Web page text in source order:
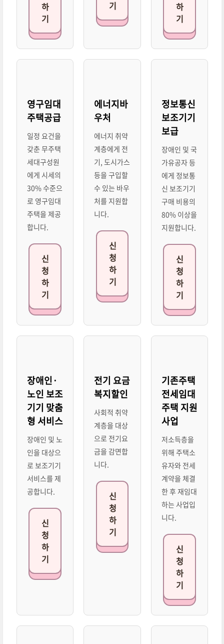
하
기
기
하
기
영구임대
주택공급
일정 요건을
갖춘 무주택
세대구성원
에게 시세의
30% 수준으
로 영구임대
주택을 제공
합니다.
신
청
하
기
에너지바
우처
에너지 취약
계층에게 전
기, 도시가스
등을 구입할
수 있는 바우
처를 지원합
니다.
신
청
하
기
정보통신
보조기기
보급
장애인 및 국
가유공자 등
에게 정보통
신 보조기기
구매 비용의
80% 이상을
지원합니다.
신
청
하
기
장애인·
노인 보조
기기 맞춤
형 서비스
장애인 및 노
인을 대상으
로 보조기기
서비스를 제
공합니다.
신
청
하
기
전기 요금
복지할인
사회적 취약
계층을 대상
으로 전기요
금을 감면합
니다.
신
청
하
기
기존주택
전세임대
주택 지원
사업
저소득층을
위해 주택소
유자와 전세
계약을 체결
한 후 재임대
하는 사업입
니다.
신
청
하
기